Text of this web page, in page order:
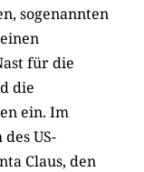
sogenannten
für die
die
ein. Im
US-
Claus, den